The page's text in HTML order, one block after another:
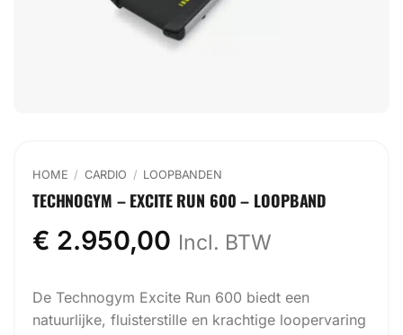
HOME / CARDIO / LOOPBANDEN
TECHNOGYM – EXCITE RUN 600 – LOOPBAND
€ 2.950,00 Incl. BTW
De Technogym Excite Run 600 biedt een
natuurlijke, fluisterstille en krachtige loopervaring